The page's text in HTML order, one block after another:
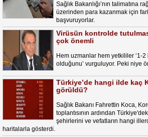
Sağlık Bakanlığı’nın talimatına
üzerinden para kazanmak için
başvuruyorlar.
Virüsün kontrolde
çok önemli
Hem uzmanlar hem yetkililer ‘1-2
olduğunu’ vurguluyor. Peki niye
Türkiye’de hangi ilde kaç
görüldü?
Sağlık Bakanı Fahrettin Koca,
toplantısının ardından
şehirlerini ve vefatların hangi
haritalarla gösterdi.